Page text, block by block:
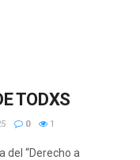
TODXS
0 1
del “Derecho a